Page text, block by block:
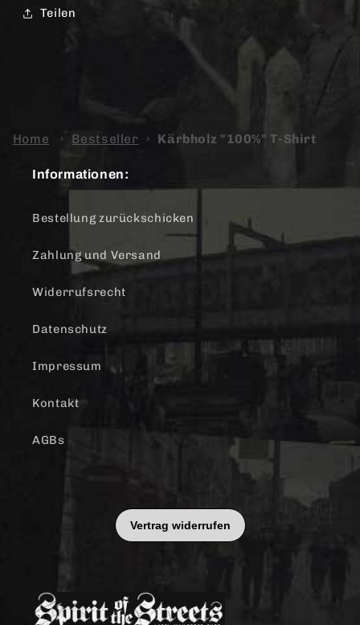
Teilen
Home › Bestseller › Kärbholz "100%" T-Shirt
Informationen:
Bestellung zurückschicken
Zahlung und Versand
Widerrufsrecht
Datenschutz
Impressum
Kontakt
AGBs